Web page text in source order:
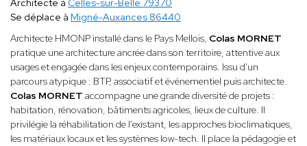
Architecte à Celles-sur-Belle 79370
Se déplace à Migné-Auxances 86440
Architecte HMONP installé dans le Pays Mellois, Colas MORNET
pratique une architecture ancrée dans son territoire, attentive aux
usages et engagée dans les enjeux contemporains. Issu d'un
parcours atypique : BTP, associatif et événementiel puis architecte.
Colas MORNET accompagne une grande diversité de projets :
habitation, rénovation, bâtiments agricoles, lieux de culture. Il
privilégie la réhabilitation de l'existant, les approches bioclimatiques,
les matériaux locaux et les systèmes low-tech. Il place la pédagogie et